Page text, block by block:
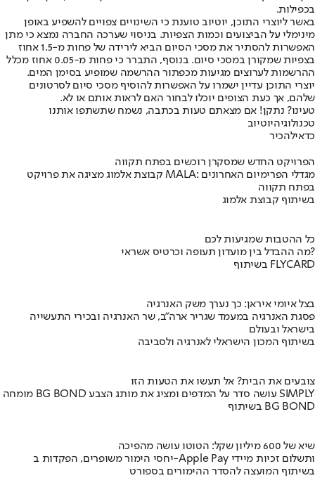
בכפילות.
באשר ליוצרי התוכן, יוטיוב טוענת כי השינויים צפויים להשפיע באופן
מינימלי על הביצועים וכמות הצפיות. בניסוי שערכה החברה נמצא כי מתן
האפשרות להסתיר את מסכי הסיום הביא לירידה של פחות מ-1.5 אחוז
בצפיות שמקורן במסכי סיום. בנוסף, התברר כי פחות מ-0.05 אחוז מכלל
ההרשמות לערוצים מגיעות מכפתור ההרשמה שמופיע בסימן המים.
יוצרי התוכן עדיין ישמרו על האפשרות להוסיף מסכי סיום לסרטונים
שלהם, אך כעת הצופים יוכלו לבחור האם לראות אותם או לא.
טעינו? נתקן! אם מצאתם טעות בכתבה, נשמח שתשתפו אותנו
טכנולוגיהיוטיוב
כדאילהכיר
הפרויקט החדש שמסקרן רוכשים בפתח תקווה
קבוצת אלמוג מציגה את פרויקט MALA: מגדלי הפרימיום האחרונים
בפתח תקווה
בשיתוף קבוצת אלמוג
כל ההטבות שמגיעות לכם
מה ההבדל בין מועדון תעופה וכרטיס אשראי?
בשיתוף FLYCARD
בצל איומי איראן: כך נערך משק האנרגיה
פסגת האנרגיה במעמד שגריר ארה"ב, שר האנרגיה ובכירי התעשייה
בישראל ובעולם
בשיתוף המכון הישראלי לאנרגיה ולסביבה
צובעים את הבית? אל תעשו את הטעות הזו
מומחה BG BOND עושה סדר על המדפים ומציג את מותג הצבע SIMPLY
בשיתוף BG BOND
שיא של 600 מיליון שקל: הטוטו עושה מהפיכה
יחסי הימור משופרים, הפקדות ב-Apple Pay ותשלום זכיות מיידי
בשיתוף המועצה להסדר ההימורים בספורט